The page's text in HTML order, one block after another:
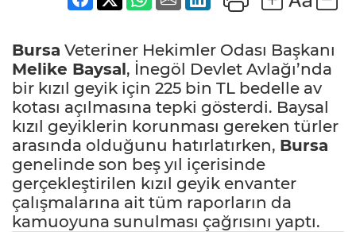
Bursa Veteriner Hekimler Odası Başkanı
Melike Baysal, İnegöl Devlet Avlağı’nda
bir kızıl geyik için 225 bin TL bedelle av
kotası açılmasına tepki gösterdi. Baysal
kızıl geyiklerin korunması gereken türler
arasında olduğunu hatırlatırken, Bursa
genelinde son beş yıl içerisinde
gerçekleştirilen kızıl geyik envanter
çalışmalarına ait tüm raporların da
kamuoyuna sunulması çağrısını yaptı.